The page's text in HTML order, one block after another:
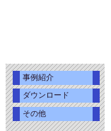
事例紹介
ダウンロード
その他